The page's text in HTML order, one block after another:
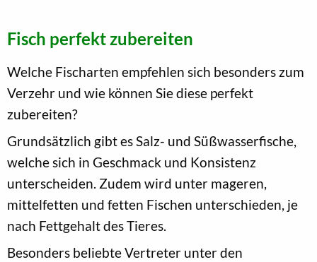
Fisch perfekt zubereiten
Welche Fischarten empfehlen sich besonders zum
Verzehr und wie können Sie diese perfekt
zubereiten?
Grundsätzlich gibt es Salz- und Süßwasserfische,
welche sich in Geschmack und Konsistenz
unterscheiden. Zudem wird unter mageren,
mittelfetten und fetten Fischen unterschieden, je
nach Fettgehalt des Tieres.
Besonders beliebte Vertreter unter den